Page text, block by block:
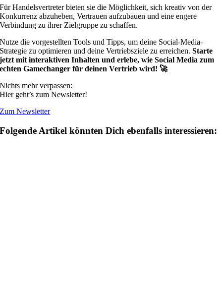
Für Handelsvertreter bieten sie die Möglichkeit, sich kreativ von der
Konkurrenz abzuheben, Vertrauen aufzubauen und eine engere
Verbindung zu ihrer Zielgruppe zu schaffen.
Nutze die vorgestellten Tools und Tipps, um deine Social-Media-
Strategie zu optimieren und deine Vertriebsziele zu erreichen.Starte
jetzt mit interaktiven Inhalten und erlebe, wie Social Media zum
echten Gamechanger für deinen Vertrieb wird! 🚀
Nichts mehr verpassen:
Hier geht’s zum Newsletter!
Zum Newsletter
Folgende Artikel könnten Dich ebenfalls interessieren: